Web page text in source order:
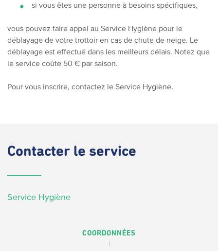
si vous êtes une personne à besoins spécifiques,
vous pouvez faire appel au Service Hygiène pour le
déblayage de votre trottoir en cas de chute de neige. Le
déblayage est effectué dans les meilleurs délais. Notez que
le service coûte 50 € par saison.
Pour vous inscrire, contactez le Service Hygiène.
Contacter le service
Service Hygiène
COORDONNÉES